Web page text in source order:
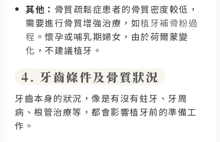
其他： 骨質疏鬆症患者的骨質密度較低，
需要進行骨質增強治療，如植牙補骨粉過
程 。懷孕或哺乳期婦女，由於荷爾蒙變
化，不建議植牙。
4. 牙齒條件及骨質狀況
牙齒本身的狀況，像是有沒有蛀牙、牙周
病、根管治療等，都會影響植牙前的準備工
作。